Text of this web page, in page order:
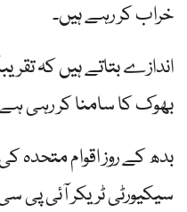
خراب کر رہے ہیں۔
اندازے بتاتے ہیں کہ
بھوک کا سامنا کر رہی
بدھ کے روز اقوام متحدہ
سیکیورٹی ٹریکر آئی